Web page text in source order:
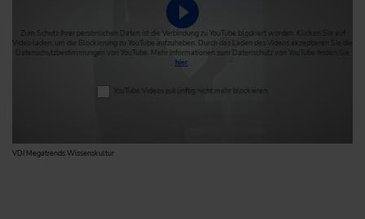
Zum Schutz Ihrer persönlichen Daten ist die Verbindung zu YouTube blockiert worden. Klicken Sie auf
Video laden, um die Blockierung zu YouTube aufzuheben. Durch das Laden des Videos akzeptieren Sie die
Datenschutzbestimmungen von YouTube. Mehr Informationen zum Datenschutz von YouTube finden Sie
hier
YouTube Videos zukünftig nicht mehr blockieren.
VDI Megatrends Wissenskultur